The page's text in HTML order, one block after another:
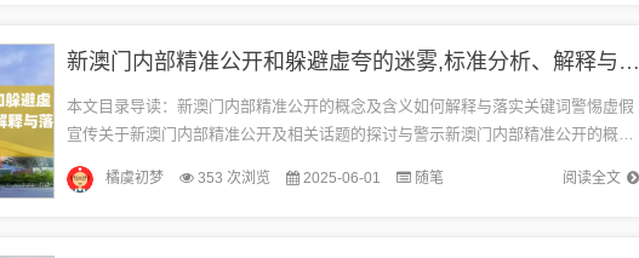
新澳门内部精准公开和躲避虚夸的迷雾,标准分析、解释与落实
本文目录导读：新澳门内部精准公开的概念及含义如何解释与落实关键词警惕虚假
宣传关于新澳门内部精准公开及相关话题的探讨与警示新澳门内部精准公开的概念
及含义新澳门内部精准公开，从字面意思来看，似乎是关于澳门地区某种信息或
数...
阅读全文
橘虞初梦 353 次浏览 2025-06-01 随笔